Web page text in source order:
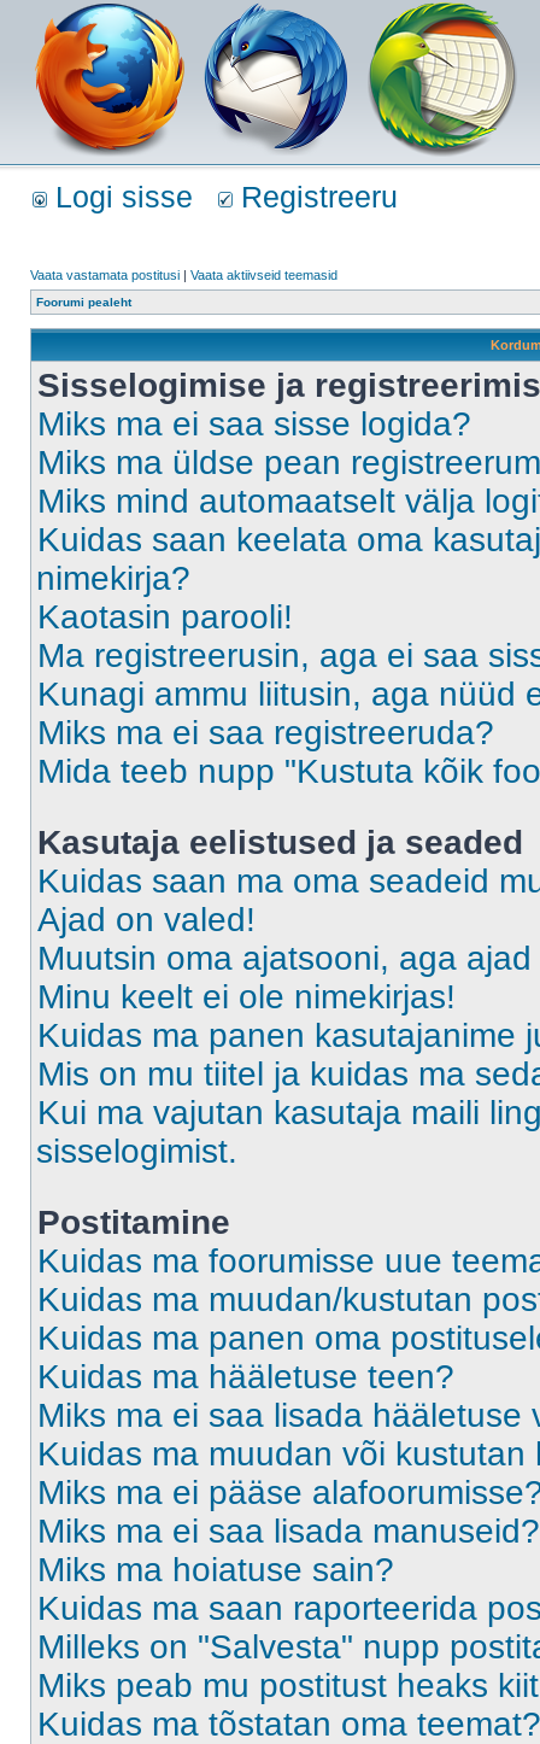
Logi sisse Registreeru
Vaata vastamata postitusi | Vaata aktiivseid teemasid
Foorumi pealeht
Sisselogimise ja
Miks ma ei saa sisse logida?
Miks ma üldse pean
Miks mind automaatselt välja
Kuidas saan keelata oma
nimekirja?
Kaotasin parooli!
Ma registreerusin, aga ei saa
Kunagi ammu liitusin, aga nüüd
Miks ma ei saa registreeruda?
Mida teeb nupp "Kustuta kõik
Kasutaja eelistused ja seaded
Kuidas saan ma oma seadeid
Ajad on valed!
Muutsin oma ajatsooni, aga
Minu keelt ei ole nimekirjas!
Kuidas ma panen kasutajanime
Mis on mu tiitel ja kuidas ma
Kui ma vajutan kasutaja maili
sisselogimist.
Postitamine
Kuidas ma foorumisse uue
Kuidas ma muudan/kustutan
Kuidas ma panen oma
Kuidas ma hääletuse teen?
Miks ma ei saa lisada hääletuse
Kuidas ma muudan või kustutan
Miks ma ei pääse
Miks ma ei saa lisada manuseid?
Miks ma hoiatuse sain?
Kuidas ma saan raporteerida
Milleks on "Salvesta" nupp
Miks peab mu postitust heaks
Kuidas ma tõstatan oma teemat?